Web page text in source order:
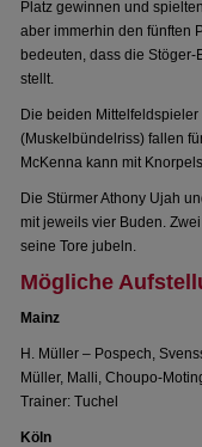
Platz gewinnen und
aber immerhin den fünften
bedeuten, dass die
stellt.
Die beiden
(Muskelbündelriss) fallen
McKenna kann mit
Die Stürmer Athony Ujah
mit jeweils vier Buden.
seine Tore jubeln.
Mögliche
Mainz
H. Müller – Pospech,
Müller, Malli, Choupo-
Trainer: Tuchel
Köln